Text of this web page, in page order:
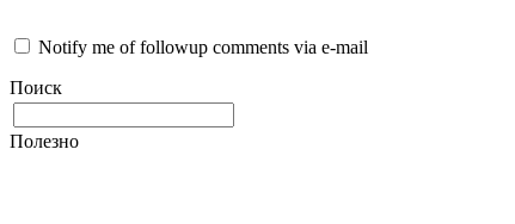
Notify me of followup comments via e-mail
Поиск
Полезно